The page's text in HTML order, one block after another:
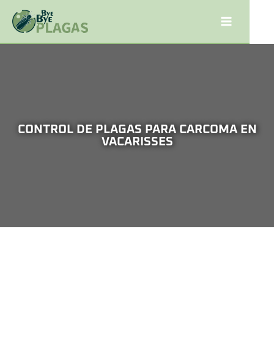
CONTROL DE PLAGAS PARA CARCOMA EN
VACARISSES